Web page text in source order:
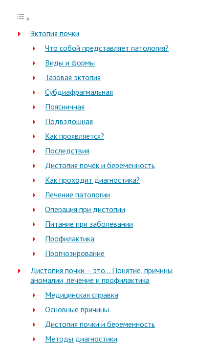
Эктопия почки
Что собой представляет патология?
Виды и формы
Тазовая эктопия
Субдиафрагмальная
Поясничная
Подвздошная
Как проявляется?
Последствия
Дистопия почек и беременность
Как проходит диагностика?
Лечение патологии
Операция при дистопии
Питание при заболевании
Профилактика
Прогнозирование
Дистопия почки – это… Понятие, причины
аномалии, лечение и профилактика
Медицинская справка
Основные причины
Дистопия почки и беременность
Методы диагностики